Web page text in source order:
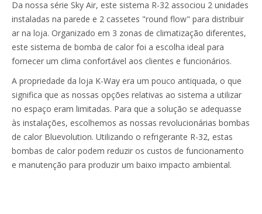
Da nossa série Sky Air, este sistema R-32 associou 2 unidades
instaladas na parede e 2 cassetes "round flow" para distribuir
ar na loja. Organizado em 3 zonas de climatização diferentes,
este sistema de bomba de calor foi a escolha ideal para
fornecer um clima confortável aos clientes e funcionários.
A propriedade da loja K-Way era um pouco antiquada, o que
significa que as nossas opções relativas ao sistema a utilizar
no espaço eram limitadas. Para que a solução se adequasse
às instalações, escolhemos as nossas revolucionárias bombas
de calor Bluevolution. Utilizando o refrigerante R-32, estas
bombas de calor podem reduzir os custos de funcionamento
e manutenção para produzir um baixo impacto ambiental.